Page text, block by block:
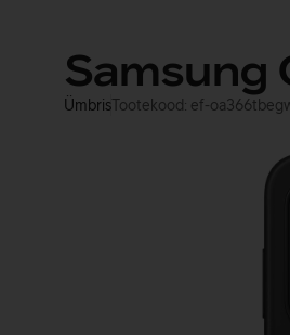
Samsung
ÜmbrisTootekood: ef-